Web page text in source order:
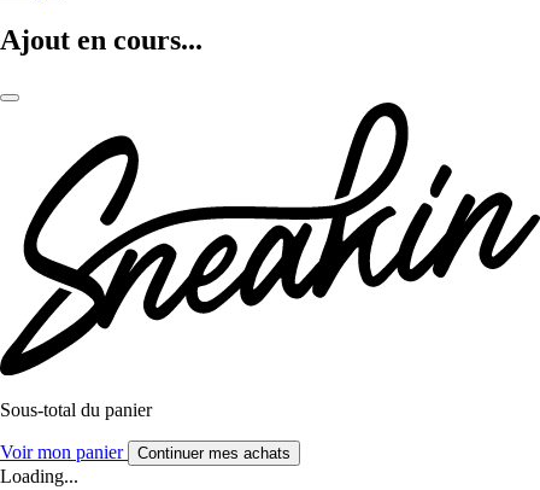
Ajout en cours...
Sous-total du panier
Voir mon panier Continuer mes achats
Loading...